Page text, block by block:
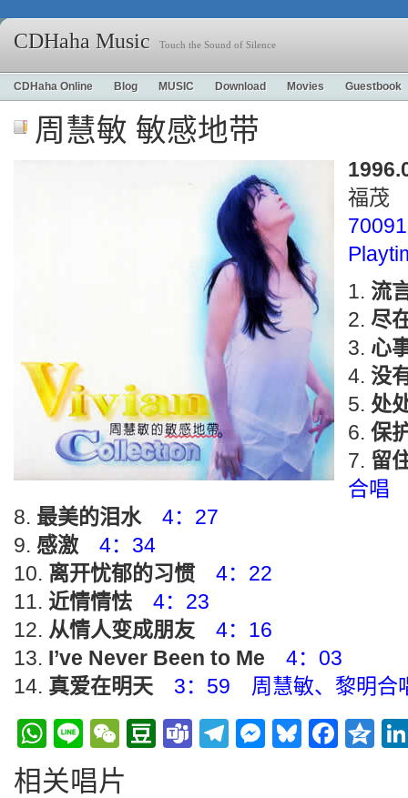
CDHaha Music Touch the Sound of Silence
CDHaha Online Blog MUSIC Download Movies Guestbook
周慧敏 敏感地带
福茂
流
尽
心
没
处
保
留
合唱
最美的泪水
4：27
感激
4：34
离开忧郁的习惯
4：22
近情情怯
4：23
从情人变成朋友
4：16
I’ve Never Been to Me
4：03
真爱在明天
3：59 周慧敏、黎明合
WhatsApp
LineWeChat
Douban
TeamsTelegramBluesky
相关唱片